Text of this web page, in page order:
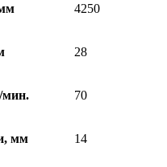
4250
28
мин. 70
мм 14